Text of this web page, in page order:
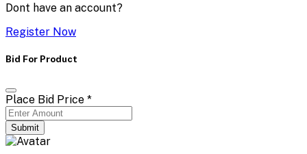
Dont have an account?
Register Now
Bid For Product
Place Bid Price *
Submit